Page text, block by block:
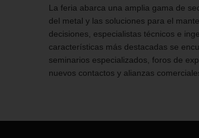
La feria abarca una amplia gama de
del metal y las soluciones para el
decisiones, especialistas técnicos e
características más destacadas se
seminarios especializados, foros de
nuevos contactos y alianzas